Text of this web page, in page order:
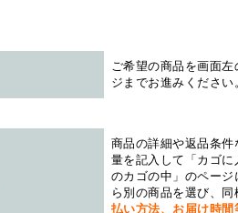
ご希望の商品を画面
ジまでお進みください
商品の詳細や返品条
量を記入して「カゴ
のカゴの中」のペー
ら別の商品を選び、
払い方法、お届け時